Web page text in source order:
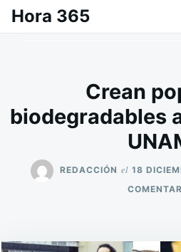
SaltarBuscar:
Hora 365
Crean
biodegradables
REDACCIÓN el 18